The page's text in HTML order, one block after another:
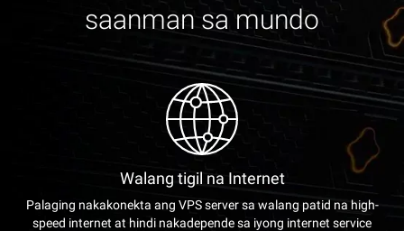
saanman sa mundo
Walang tigil na Internet
Palaging nakakonekta ang VPS server sa walang patid na high-
speed internet at hindi nakadepende sa iyong internet service